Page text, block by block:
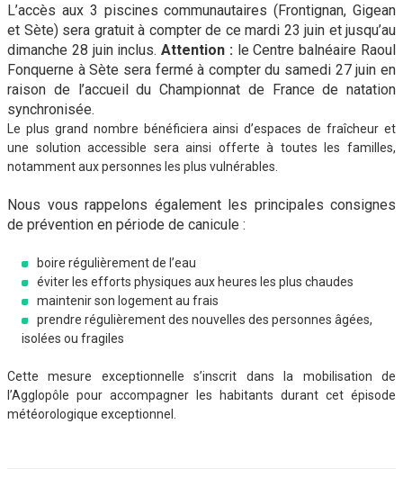
L’accès aux 3 piscines communautaires (Frontignan, Gigean
et Sète) sera gratuit à compter de ce mardi 23 juin et jusqu’au
dimanche 28 juin inclus.Attention :le Centre balnéaire Raoul
Fonquerne à Sète sera fermé à compter du samedi 27 juin en
raison de l’accueil du Championnat de France de natation
synchronisée.
Le plus grand nombre bénéficiera ainsi d’espaces de fraîcheur et
une solution accessible sera ainsi offerte à toutes les familles,
notamment aux personnes les plus vulnérables.
Nous vous rappelons également les principales consignes
de prévention en période de canicule :
boire régulièrement de l’eau
éviter les efforts physiques aux heures les plus chaudes
maintenir son logement au frais
prendre régulièrement des nouvelles des personnes âgées,
isolées ou fragiles
Cette mesure exceptionnelle s’inscrit dans la mobilisation de
l’Agglopôle pour accompagner les habitants durant cet épisode
météorologique exceptionnel.